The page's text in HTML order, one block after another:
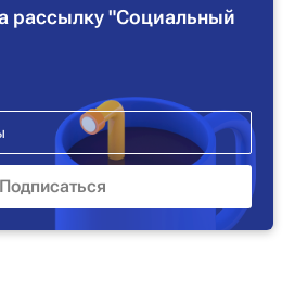
рассылку "Социальный